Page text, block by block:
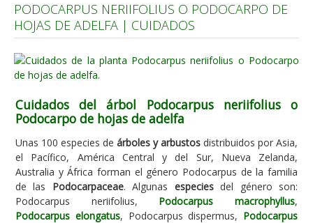
Plantas Aromáticas y de Huerto
Plantas Carnívoras y Orquídeas
Consejos
Hemisferio Sur
Enfermedades
Animales
Hongos
Carencias
PODOCARPUS NERIIFOLIUS O PODOCARPO DE
HOJAS DE ADELFA | CUIDADOS
Cuidados del árbol Podocarpus neriifolius o
Podocarpo de hojas de adelfa
Unas 100 especies de árboles y arbustos distribuidos por Asia,
el Pacífico, América Central y del Sur, Nueva Zelanda,
Australia y África forman el género Podocarpus de la familia
de las Podocarpaceae. Algunas especiesdel género son:
Podocarpus neriifolius, Podocarpus macrophyllus,
Podocarpus elongatus, Podocarpus dispermus, Podocarpus